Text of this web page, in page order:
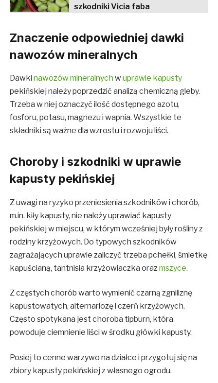
szkodniki Vicia faba
Znaczenie odpowiedniej dawki
nawozów mineralnych
Dawki nawozów mineralnychw uprawie kapusty
pekińskiej należy poprzedzić analizą chemiczną gleby.
Trzeba w niej oznaczyć ilość dostępnego azotu,
fosforu, potasu, magnezu i wapnia. Wszystkie te
składniki są ważne dla wzrostu i rozwoju liści.
Choroby i szkodniki w uprawie
kapusty pekińskiej
Z uwagi na ryzyko przeniesienia szkodników i chorób,
m.in. kiły kapusty, nie należy uprawiać kapusty
pekińskiej w miejscu, w którym wcześniej były rośliny z
rodziny krzyżowych. Do typowych szkodników
zagrażających uprawie zaliczyć trzeba pchełki, śmietkę
kapuścianą, tantnisia krzyżowiaczka oraz mszyce.
Z częstych chorób warto wymienić czarną zgniliznę
kapustowatych, alternariozę i czerń krzyżowych.
Często spotykana jest choroba tipburn, która
powoduje ciemnienie liści w środku główki kapusty.
Posiej to cenne warzywo na działce i przygotuj się na
zbiory kapusty pekińskiej z własnego ogrodu.